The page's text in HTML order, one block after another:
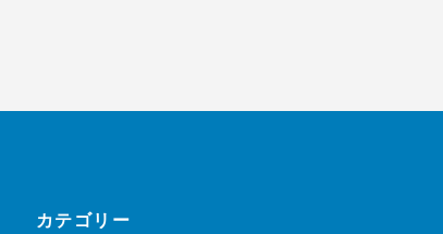
カテゴリー